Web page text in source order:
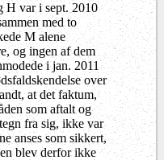
H var i sept.2010
med to
M alene
og ingen af dem
i jan. 2011
over
at det faktum,
som aftalt og
fra sig, ikke var
anses som sikkert,
blev derfor ikke